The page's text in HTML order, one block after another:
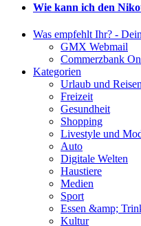
Wie kann ich den
Was empfehlt Ihr? -
GMX Webmail
Commerzbank
Kategorien
Urlaub und Reisen
Freizeit
Gesundheit
Shopping
Livestyle und
Auto
Digitale Welten
Haustiere
Medien
Sport
Essen &amp;
Kultur